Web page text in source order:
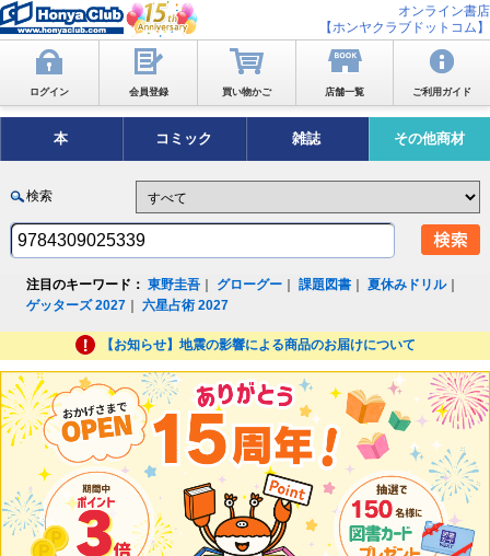
オンライン書店
【ホンヤクラブドットコム】
ログイン 会員登録 買い物かご 店舗一覧 ご利用ガイド
本 コミック 雑誌 その他商材
検索
注目のキーワード： 東野圭吾 グローグー ｜課題図書 ｜夏休みドリル｜
ゲッターズ 2027 ｜六星占術 2027
【お知らせ】地震の影響による商品のお届けについて